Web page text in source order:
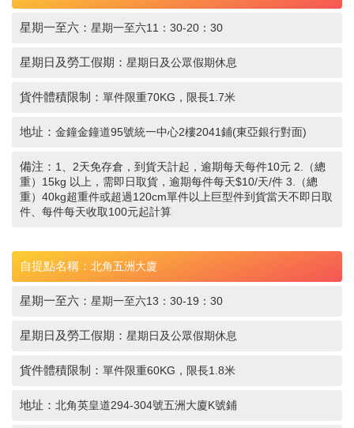
星期一至六： 星期一至六11：30-20：30
星期日及勞工假期： 星期日及公眾假期休息
貨件體積限制： 單件限重70KG，限長1.7米
地址： 金鐘金鐘道95號統一中心2樓2041鋪(東亞銀行對面)
備注： 1、2天免存倉，到貨天計起，逾期每天每件10元 2.（總
重）15kg 以上，需即日取貨，逾期每件每天$10/天/件 3.（總
重）40kg超重件或超過120cm單件以上巨型件到貨當天不即日取
件、每件每天收取100元起計算
自提點名稱： 北角五洲大廈
星期一至六： 星期一至六13：30-19：30
星期日及勞工假期： 星期日及公眾假期休息
貨件體積限制： 單件限重60KG，限長1.8米
地址： 北角英皇道294-304號五洲大廈K號鋪